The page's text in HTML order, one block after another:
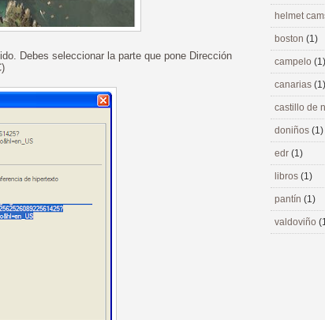
Debes seleccionar la parte que pone Dirección
helmet
boston (1)
campelo (1)
canarias (1)
castillo de
doniños (1)
edr (1)
libros (1)
pantín (1)
valdoviño